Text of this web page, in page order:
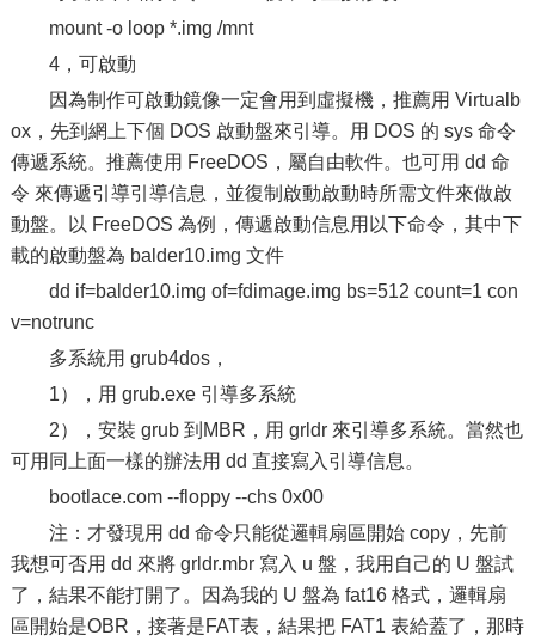
mount -o loop *.img /mnt
4，可啟動
因為制作可啟動鏡像一定會用到虛擬機，推薦用 Virtualb
ox，先到網上下個 DOS 啟動盤來引導。用 DOS 的 sys 命令
傳遞系統。推薦使用 FreeDOS，屬自由軟件。也可用 dd 命
令 來傳遞引導引導信息，並復制啟動啟動時所需文件來做啟
動盤。以 FreeDOS 為例，傳遞啟動信息用以下命令，其中下
載的啟動盤為 balder10.img 文件
dd if=balder10.img of=fdimage.img bs=512 count=1 con
v=notrunc
多系統用 grub4dos，
1），用 grub.exe 引導多系統
2），安裝 grub 到MBR，用 grldr 來引導多系統。當然也
可用同上面一樣的辦法用 dd 直接寫入引導信息。
bootlace.com --floppy --chs 0x00
注：才發現用 dd 命令只能從邏輯扇區開始 copy，先前
我想可否用 dd 來將 grldr.mbr 寫入 u 盤，我用自己的 U 盤試
了，結果不能打開了。因為我的 U 盤為 fat16 格式，邏輯扇
區開始是OBR，接著是FAT表，結果把 FAT1 表給蓋了，那時